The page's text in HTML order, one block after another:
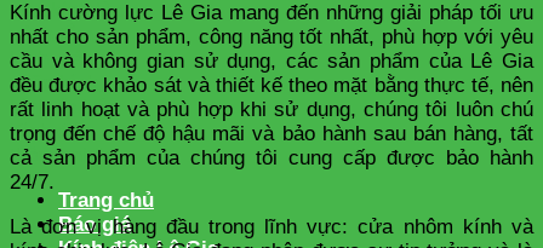
Trang chủ
Báo giá
Kính cường lực Lê Gia mang đến những giải pháp tối ưu
nhất cho sản phẩm, công năng tốt nhất, phù hợp với yêu
cầu và không gian sử dụng, các sản phẩm của Lê Gia
đều được khảo sát và thiết kế theo mặt bằng thực tế, nên
rất linh hoạt và phù hợp khi sử dụng, chúng tôi luôn chú
trọng đến chế độ hậu mãi và bảo hành sau bán hàng, tất
cả sản phẩm của chúng tôi cung cấp được bảo hành
24/7.
Là đơn vị hàng đầu trong lĩnh vực: cửa nhôm kính và